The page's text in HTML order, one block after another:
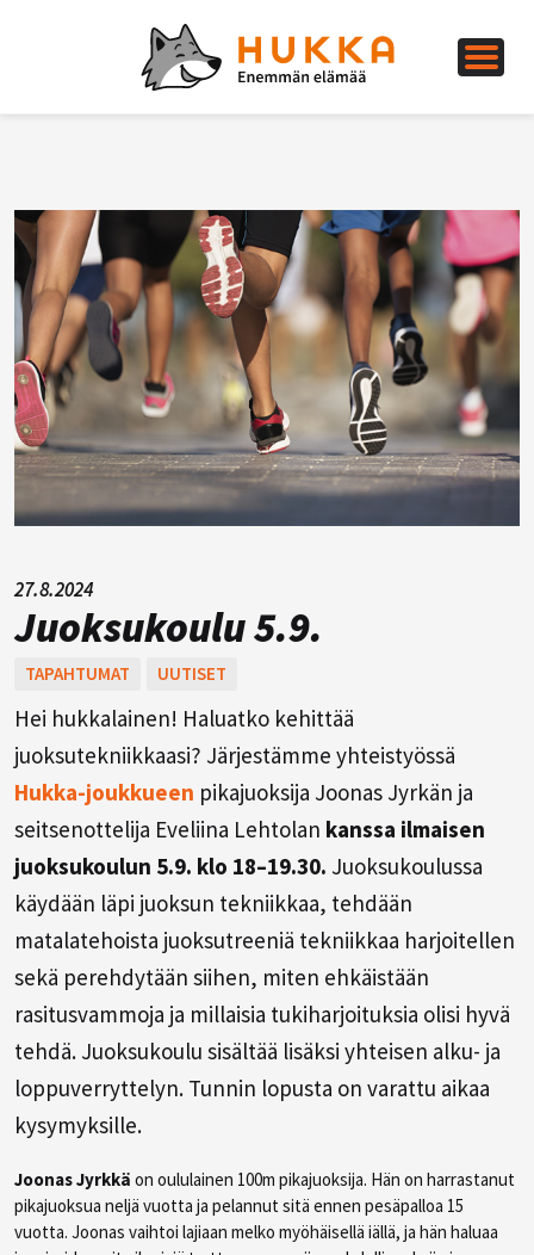
27.8.2024
Juoksukoulu 5.9.
TAPAHTUMAT UUTISET
Hei hukkalainen! Haluatko kehittää
juoksutekniikkaasi? Järjestämme yhteistyössä
Hukka-joukkueen pikajuoksija Joonas Jyrkän ja
seitsenottelija Eveliina Lehtolan kanssa ilmaisen
juoksukoulun 5.9. klo 18–19.30. Juoksukoulussa
käydään läpi juoksun tekniikkaa, tehdään
matalatehoista juoksutreeniä tekniikkaa harjoitellen
sekä perehdytään siihen, miten ehkäistään
rasitusvammoja ja millaisia tukiharjoituksia olisi hyvä
tehdä. Juoksukoulu sisältää lisäksi yhteisen alku- ja
loppuverryttelyn. Tunnin lopusta on varattu aikaa
kysymyksille.
Joonas Jyrkkä on oululainen 100m pikajuoksija. Hän on harrastanut
pikajuoksua neljä vuotta ja pelannut sitä ennen pesäpalloa 15
vuotta. Joonas vaihtoi lajiaan melko myöhäisellä iällä, ja hän haluaa